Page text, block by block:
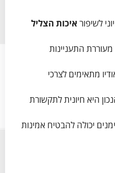
לשיפור איכות הצליל
מעוררת התעניינות
מתאימים לצרכי
היא חיונית לתקשורת
יכולה להבטיח אמינות